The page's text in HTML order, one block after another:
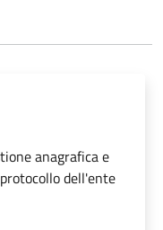
anagrafica e
dell'ente